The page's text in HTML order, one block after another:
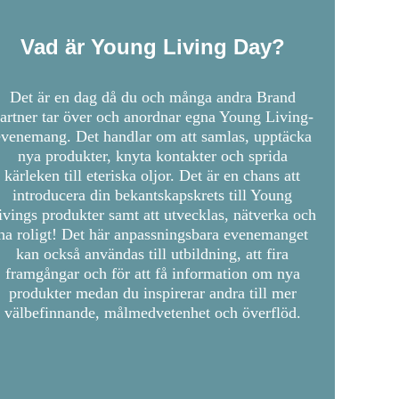
Vad är Young Living Day?
Det är en dag då du och många andra Brand
tar över och anordnar egna Young Living-
Det handlar om att samlas, upptäcka
nya produkter, knyta kontakter och sprida
kärleken till eteriska oljor. Det är en chans att
introducera din bekantskapskrets till Young
produkter samt att utvecklas, nätverka och
roligt! Det här anpassningsbara evenemanget
kan också användas till utbildning, att fira
framgångar och för att få information om nya
produkter medan du inspirerar andra till mer
välbefinnande, målmedvetenhet och överflöd.